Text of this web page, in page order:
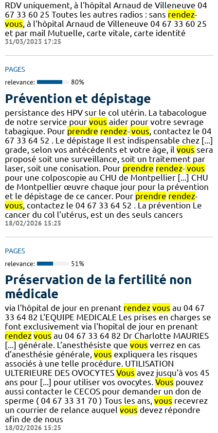
RDV uniquement, à l'hôpital Arnaud de Villeneuve 04
67 33 60 25 Toutes les autres radios : sans rendez-
vous, à l'hôpital Arnaud de Villeneuve 04 67 33 60 25
et par mail Mutuelle, carte vitale, carte identité
31/03/2023 17:25
PAGES
relevance: 80%
Prévention et dépistage
persistance des HPV sur le col utérin. La tabacologue
de notre service pour vous aider pour votre sevrage
tabagique. Pour prendre rendez- vous, contactez le 04
67 33 64 52 . Le dépistage Il est indispensable chez [...]
grade, selon vos antécédents et votre âge, il vous sera
proposé soit une surveillance, soit un traitement par
laser, soit une conisation. Pour prendre rendez- vous
pour une colposcopie au CHU de Montpellier [...] CHU
de Montpellier œuvre chaque jour pour la prévention
et le dépistage de ce cancer. Pour prendre rendez-
vous, contactez le 04 67 33 64 52 . La prévention Le
cancer du col l’utérus, est un des seuls cancers
18/02/2026 15:25
PAGES
relevance: 51%
Préservation de la fertilité non
médicale
via l'hôpital de jour en prenant rendez vous au 04 67
33 64 82 L'EQUIPE MEDICALE Les prises en charges se
font exclusivement via l'hopital de jour en prenant
rendez vous au 04 67 33 64 82 Dr Charlotte MAURIES
[...] générale. L’anesthésiste que vous verrez en cas
d’anesthésie générale, vous expliquera les risques
associés à une telle procédure. UTILISATION
ULTERIEURE DES OVOCYTES Vous avez jusqu'à vos 45
ans pour [...] pour utiliser vos ovocytes. Vous pouvez
aussi contacter le CECOS pour demander un don de
sperme ( 04 67 33 31 70 ) Tous les ans, vous recevrez
un courrier de relance auquel vous devez répondre
afin de de nous
18/02/2026 15:25